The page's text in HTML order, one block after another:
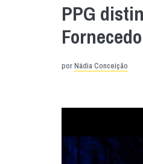
PPG
porNádia Conceição